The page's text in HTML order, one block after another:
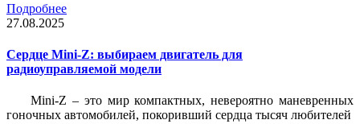
Подробнее
27.08.2025
Сердце Mini-Z: выбираем двигатель для
радиоуправляемой модели
Mini-Z – это мир компактных, невероятно маневренных
гоночных автомобилей, покоривший сердца тысяч любителей